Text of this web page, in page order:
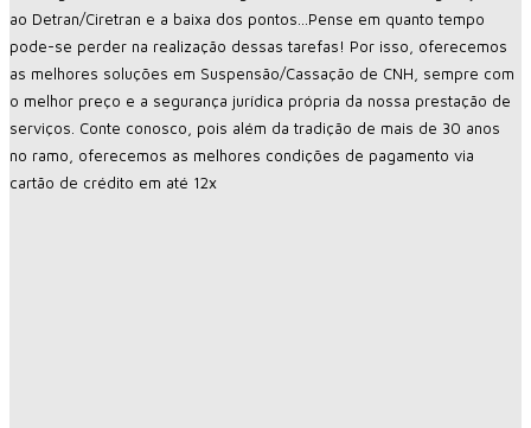
ao Detran/Ciretran e a baixa dos pontos…Pense em quanto tempo
pode-se perder na realização dessas tarefas! Por isso, oferecemos
as melhores soluções em Suspensão/Cassação de CNH, sempre com
o melhor preço e a segurança jurídica própria da nossa prestação de
serviços. Conte conosco, pois além da tradição de mais de 30 anos
no ramo, oferecemos as melhores condições de pagamento via
cartão de crédito em até 12x